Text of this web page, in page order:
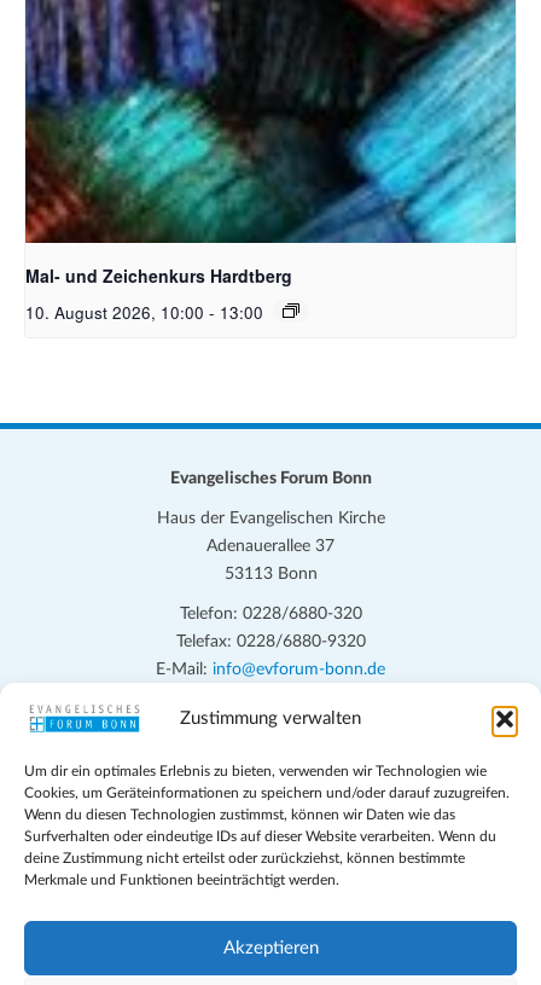
Zustimmung verwalten
Um dir ein optimales Erlebnis zu bieten, verwenden wir Technologien wie
Cookies, um Geräteinformationen zu speichern und/oder darauf zuzugreifen.
Wenn du diesen Technologien zustimmst, können wir Daten wie das
Surfverhalten oder eindeutige IDs auf dieser Website verarbeiten. Wenn du
deine Zustimmung nicht erteilst oder zurückziehst, können bestimmte
Merkmale und Funktionen beeinträchtigt werden.
Akzeptieren
Unsplash_RhondaK Native Florida Folk Artist
Mal- und Zeichenkurs Hardtberg
10. August 2026, 10:00 - 13:00
Evangelisches Forum Bonn
Haus der Evangelischen Kirche
Adenauerallee 37
53113 Bonn
Telefon: 0228/6880-320
Telefax: 0228/6880-9320
E-Mail: info@evforum-bonn.de
Das Evangelische Forum Bonn will in seinen zentralen
persönlichen, beruflichen, kirchlichen und öffentlichen Lebens
eingehen, zu offener Begegnung und ehrlicher Auseinandersetzung
anregen und mithelfen, aus der Verheißung des Evangeliums heraus
im individuellen und gesellschaftlichen Leben verantwortlich zu
denken, zu reden und zu handeln.
Impressum